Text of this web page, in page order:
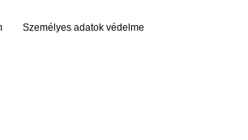
Személyes adatok védelme